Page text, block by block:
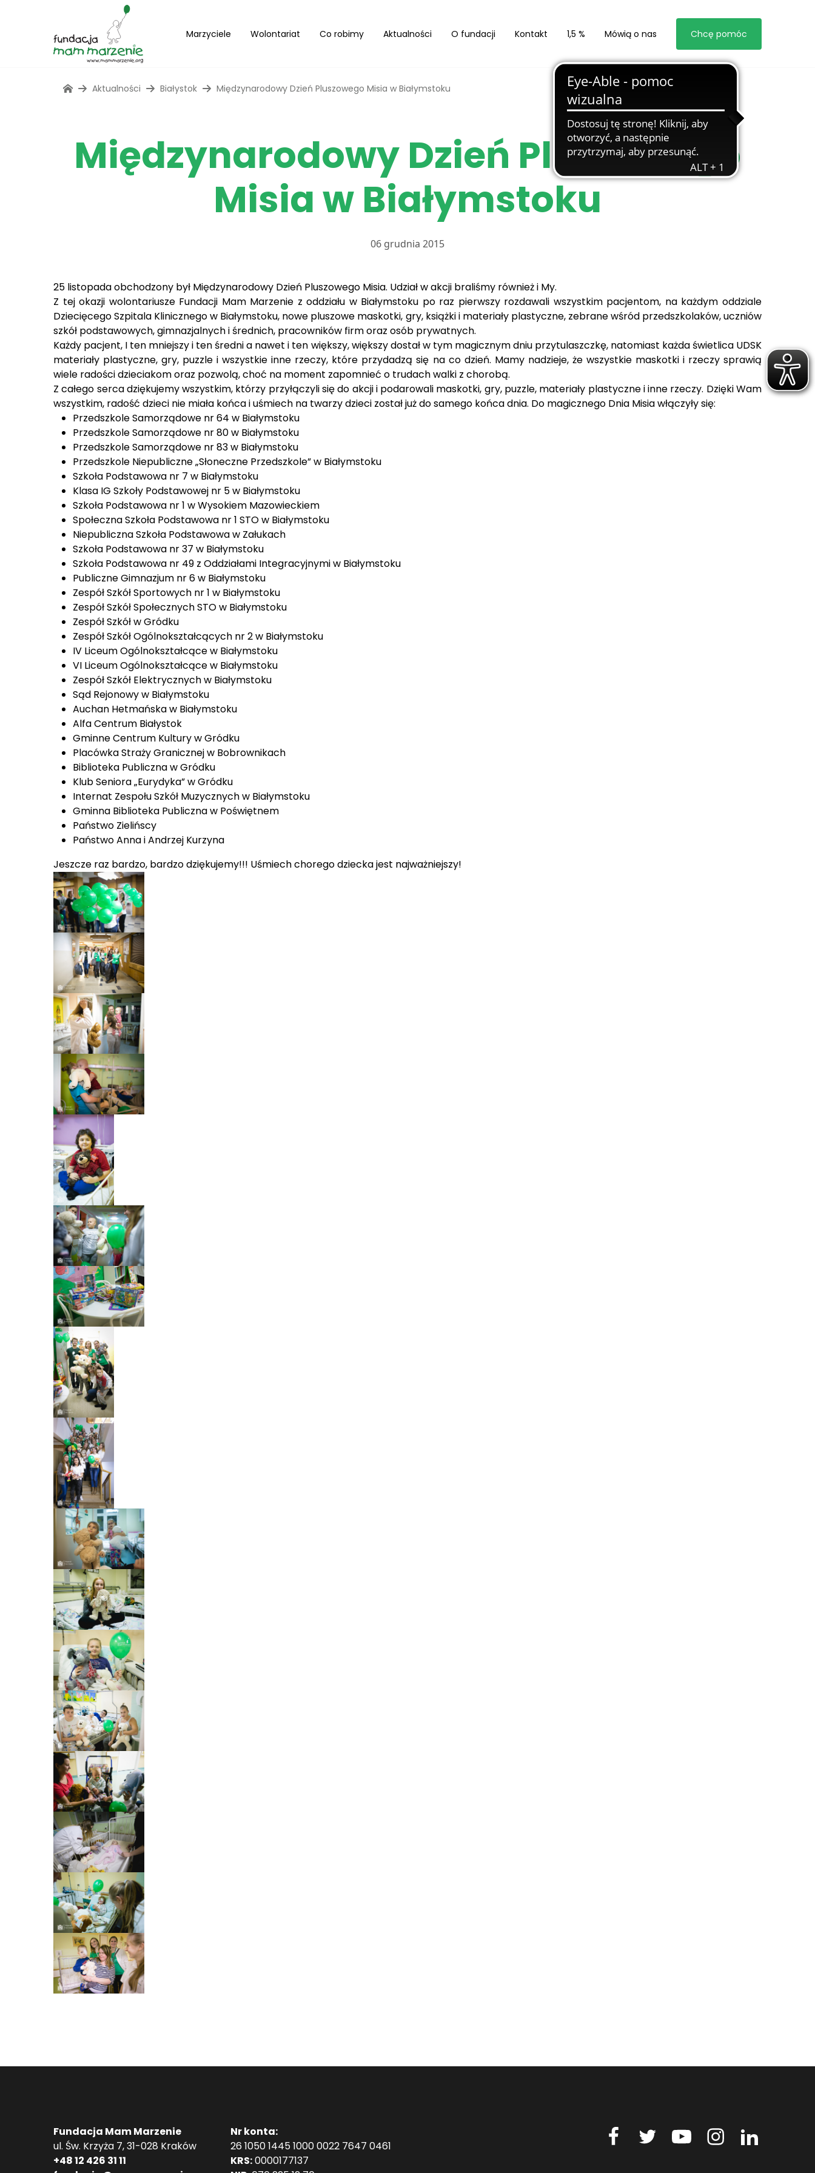
Marzyciele Wolontariat Co robimy Aktualności O fundacji Kontakt 1,5 % Mówią o nas Chcę pomóc
Aktualności Białystok Międzynarodowy Dzień Pluszowego Misia w Białymstoku
Międzynarodowy Dzień Pluszowego
Misia w Białymstoku
06 grudnia 2015
25 listopada obchodzony był Międzynarodowy Dzień Pluszowego Misia. Udział w akcji braliśmy również i My.
Z tej okazji wolontariusze Fundacji Mam Marzenie z oddziału w Białymstoku po raz pierwszy rozdawali wszystkim pacjentom, na każdym oddziale
Dziecięcego Szpitala Klinicznego w Białymstoku, nowe pluszowe maskotki, gry, książki i materiały plastyczne, zebrane wśród przedszkolaków, uczniów
szkół podstawowych, gimnazjalnych i średnich, pracowników firm oraz osób prywatnych.
Każdy pacjent, I ten mniejszy i ten średni a nawet i ten większy, większy dostał w tym magicznym dniu przytulaszczkę, natomiast każda świetlica UDSK
materiały plastyczne, gry, puzzle i wszystkie inne rzeczy, które przydadzą się na co dzień. Mamy nadzieje, że wszystkie maskotki i rzeczy sprawią
wiele radości dzieciakom oraz pozwolą, choć na moment zapomnieć o trudach walki z chorobą.
Z całego serca dziękujemy wszystkim, którzy przyłączyli się do akcji i podarowali maskotki, gry, puzzle, materiały plastyczne i inne rzeczy. Dzięki Wam
wszystkim, radość dzieci nie miała końca i uśmiech na twarzy dzieci został już do samego końca dnia. Do magicznego Dnia Misia włączyły się:
Przedszkole Samorządowe nr 64 w Białymstoku
Przedszkole Samorządowe nr 80 w Białymstoku
Przedszkole Samorządowe nr 83 w Białymstoku
Przedszkole Niepubliczne „Słoneczne Przedszkole” w Białymstoku
Szkoła Podstawowa nr 7 w Białymstoku
Klasa IG Szkoły Podstawowej nr 5 w Białymstoku
Szkoła Podstawowa nr 1 w Wysokiem Mazowieckiem
Społeczna Szkoła Podstawowa nr 1 STO w Białymstoku
Niepubliczna Szkoła Podstawowa w Załukach
Szkoła Podstawowa nr 37 w Białymstoku
Szkoła Podstawowa nr 49 z Oddziałami Integracyjnymi w Białymstoku
Publiczne Gimnazjum nr 6 w Białymstoku
Zespół Szkół Sportowych nr 1 w Białymstoku
Zespół Szkół Społecznych STO w Białymstoku
Zespół Szkół w Gródku
Zespół Szkół Ogólnokształcących nr 2 w Białymstoku
IV Liceum Ogólnokształcące w Białymstoku
VI Liceum Ogólnokształcące w Białymstoku
Zespół Szkół Elektrycznych w Białymstoku
Sąd Rejonowy w Białymstoku
Auchan Hetmańska w Białymstoku
Alfa Centrum Białystok
Gminne Centrum Kultury w Gródku
Placówka Straży Granicznej w Bobrownikach
Biblioteka Publiczna w Gródku
Klub Seniora „Eurydyka” w Gródku
Internat Zespołu Szkół Muzycznych w Białymstoku
Gminna Biblioteka Publiczna w Poświętnem
Państwo Zielińscy
Państwo Anna i Andrzej Kurzyna
Jeszcze raz bardzo, bardzo dziękujemy!!! Uśmiech chorego dziecka jest najważniejszy!
Fundacja Mam Marzenie
ul. Św. Krzyża 7, 31-028 Kraków
+48 12 426 31 11
Nr konta:
26 1050 1445 1000 0022 7647 0461
KRS:0000177137